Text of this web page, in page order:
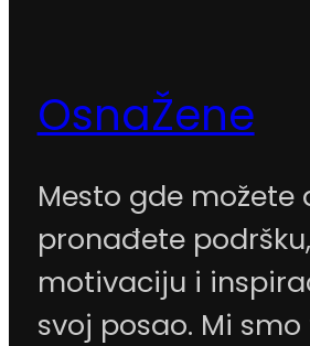
OsnaŽene
Mesto gde možete
pronađete podršku,
motivaciju i
svoj posao. Mi